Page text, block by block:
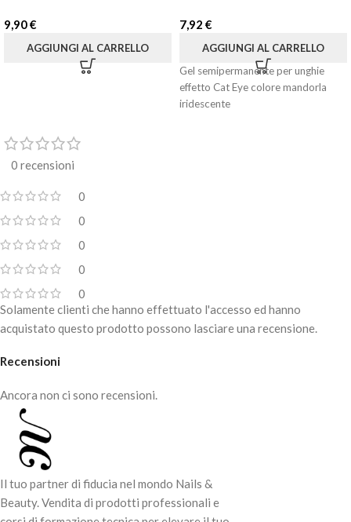
9,90€
AGGIUNGI AL CARRELLO
7,92 €
AGGIUNGI AL CARRELLO
Gel semipermanente per unghie
effetto Cat Eye colore mandorla
iridescente
0 recensioni
0
0
0
0
0
Recensioni
Ancora non ci sono recensioni.
Solamente clienti che hanno effettuato l'accesso ed hanno
acquistato questo prodotto possono lasciare una recensione.
Il tuo partner di fiducia nel mondo Nails &
Beauty. Vendita di prodotti professionali e